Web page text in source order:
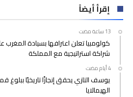
إقرأ أيضاً
كولومبيا تعلن اعترافها بسيادة
شراكة استراتيجية مع المملكة
الهيمالايا